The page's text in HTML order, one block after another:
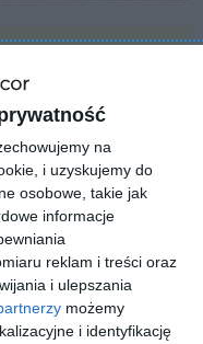
na
i uzyskujemy do
osobowe, takie jak
informacje
reklam i treści oraz
i ulepszania
możemy
i identyfikację